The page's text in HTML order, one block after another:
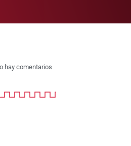
hay comentarios